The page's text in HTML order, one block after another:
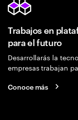
Trabajos en
para el futuro
Desarrollarás la
empresas trabajan
Conoce más